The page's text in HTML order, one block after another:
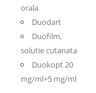
orala
Duodart
Duofilm,
solutie cutanata
Duokopt 20
mg/ml+5 mg/ml